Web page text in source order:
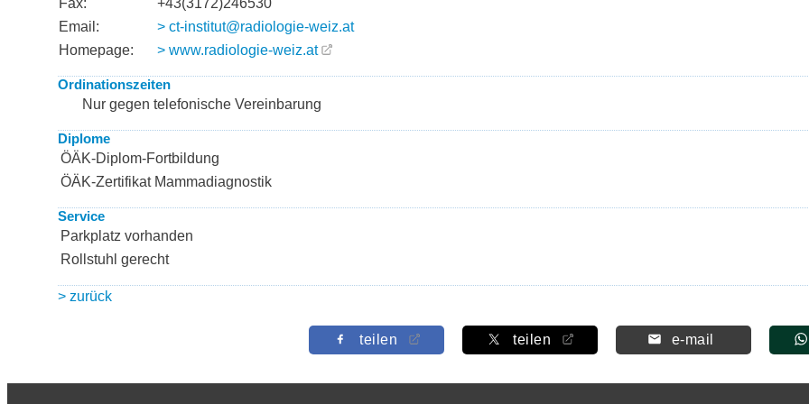
Fax:
+43(3172)246530
Email:
> ct-institut@radiologie-weiz.at
Homepage:
> www.radiologie-weiz.at
Ordinationszeiten
Nur gegen telefonische Vereinbarung
Diplome
ÖÄK-Diplom-Fortbildung
ÖÄK-Zertifikat Mammadiagnostik
Service
Parkplatz vorhanden
Rollstuhl gerecht
> zurück
teilen teilen e-mail